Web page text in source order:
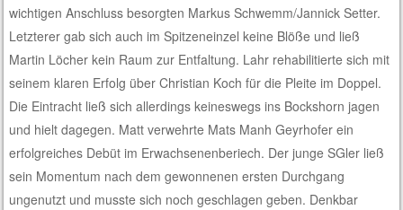
wichtigen Anschluss besorgten Markus Schwemm/Jannick Setter.
Letzterer gab sich auch im Spitzeneinzel keine Blöße und ließ
Martin Löcher kein Raum zur Entfaltung. Lahr rehabilitierte sich mit
seinem klaren Erfolg über Christian Koch für die Pleite im Doppel.
Die Eintracht ließ sich allerdings keineswegs ins Bockshorn jagen
und hielt dagegen. Matt verwehrte Mats Manh Geyrhofer ein
erfolgreiches Debüt im Erwachsenenberiech. Der junge SGler ließ
sein Momentum nach dem gewonnenen ersten Durchgang
ungenutzt und musste sich noch geschlagen geben. Denkbar